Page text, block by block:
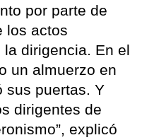
por parte de
los actos
dirigencia. En el
un almuerzo en
sus puertas. Y
dirigentes de
explicó